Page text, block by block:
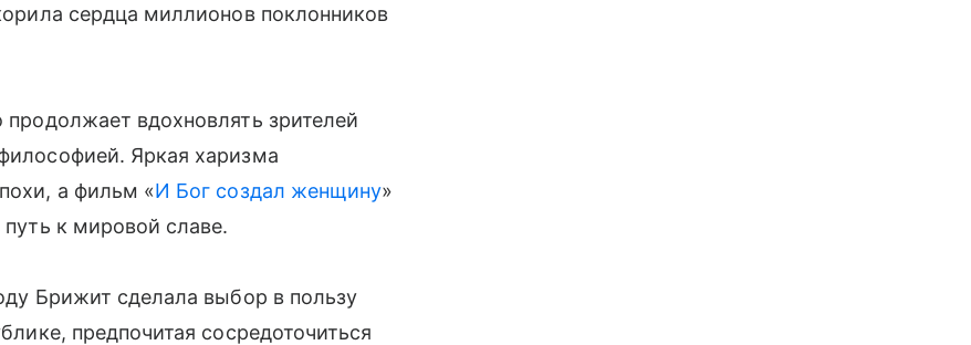
сердца миллионов поклонников
вдохновлять зрителей
Яркая харизма
а фильм «И Бог создал женщину»
к мировой славе.
Брижит сделала выбор в пользу
предпочитая сосредоточиться